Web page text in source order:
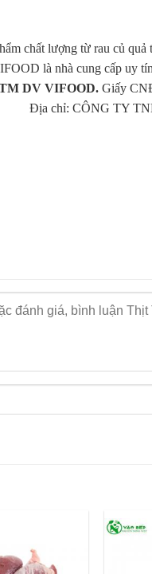
Thịt trâu nhập khẩu từ
Thịt trâu đông lạnh
bạn tối ưu chi phí và
Tư vấn nhiệt tình, giao
tươi sống/đông
Quảng Trị, Sóc
chất lượng từ rau củ
là nhà cung cấp uy
DV VIFOOD. Giấy
Địa chỉ: CÔNG TY